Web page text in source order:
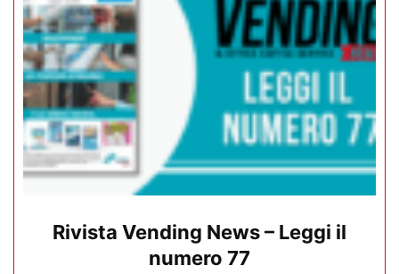
Rivista Vending News – Leggi il
numero 77